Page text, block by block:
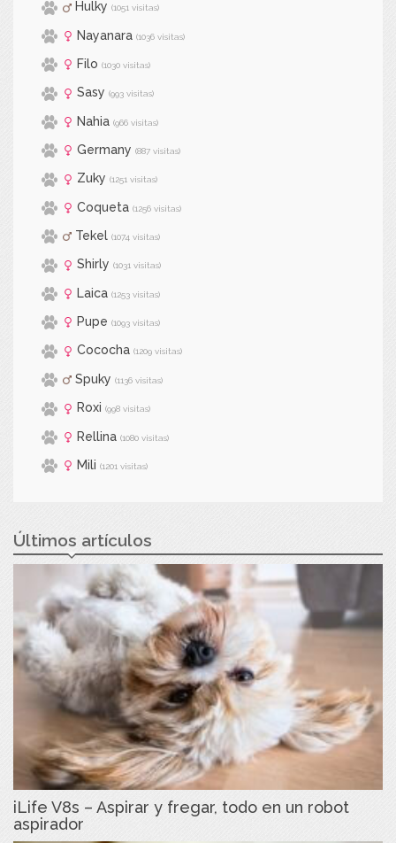
Hulky (1051 visitas)
Nayanara (1036 visitas)
Filo (1030 visitas)
Sasy (993 visitas)
Nahia (966 visitas)
Germany (887 visitas)
Zuky (1251 visitas)
Coqueta (1256 visitas)
Tekel (1074 visitas)
Shirly (1031 visitas)
Laica (1253 visitas)
Pupe (1093 visitas)
Cococha (1209 visitas)
Spuky (1136 visitas)
Roxi (998 visitas)
Rellina (1080 visitas)
Mili (1201 visitas)
Últimos artículos
iLife V8s – Aspirar y fregar, todo en un robot
aspirador